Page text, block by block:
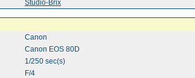
Studio-Brix
Canon
Canon EOS 80D
1/250 sec(s)
F/4